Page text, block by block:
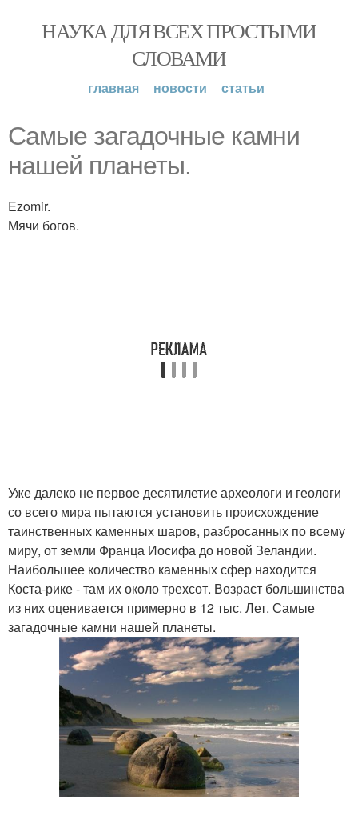
НАУКА ДЛЯ ВСЕХ ПРОСТЫМИ
СЛОВАМИ
главная новости статьи
Самые загадочные камни
нашей планеты.
Ezomir.
Мячи богов.
Уже далеко не первое десятилетие археологи и геологи
со всего мира пытаются установить происхождение
таинственных каменных шаров, разбросанных по всему
миру, от земли Франца Иосифа до новой Зеландии.
Наибольшее количество каменных сфер находится
Коста-рике - там их около трехсот. Возраст большинства
из них оценивается примерно в 12 тыс. Лет. Самые
загадочные камни нашей планеты.